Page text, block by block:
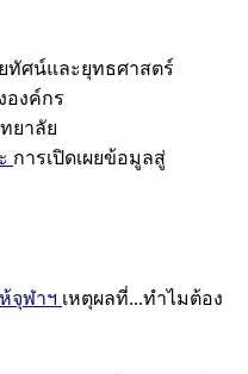
ทัศน์และยุทธศาสตร์
องค์กร
ยาลัย
การเปิดเผยข้อมูลสู่
จุฬาฯ เหตุผลที่...ทำไมต้อง